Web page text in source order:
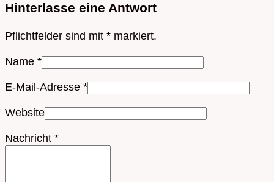
Hinterlasse eine Antwort
Pflichtfelder sind mit * markiert.
Name *
E-Mail-Adresse *
Website
Nachricht *